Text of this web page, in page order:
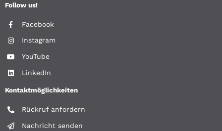
Follow us!
Facebook
Instagram
YouTube
LinkedIn
Kontaktmöglichkeiten
Rückruf anfordern
Nachricht senden